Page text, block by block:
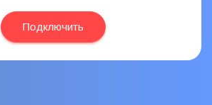
Подключить